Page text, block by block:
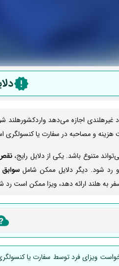
اجازه می‌دهد واردکشورهلند
هزینه و مصاحبه در سفارت یا کنسولگری
متنوع باشد. یکی از دلایل رایج،
رد شود. دیگر دلایل ممکن شاملسوابق
به هلند ارائه دهد، ویزا ممکن است رد
ویزای فرد توسط سفارت یا